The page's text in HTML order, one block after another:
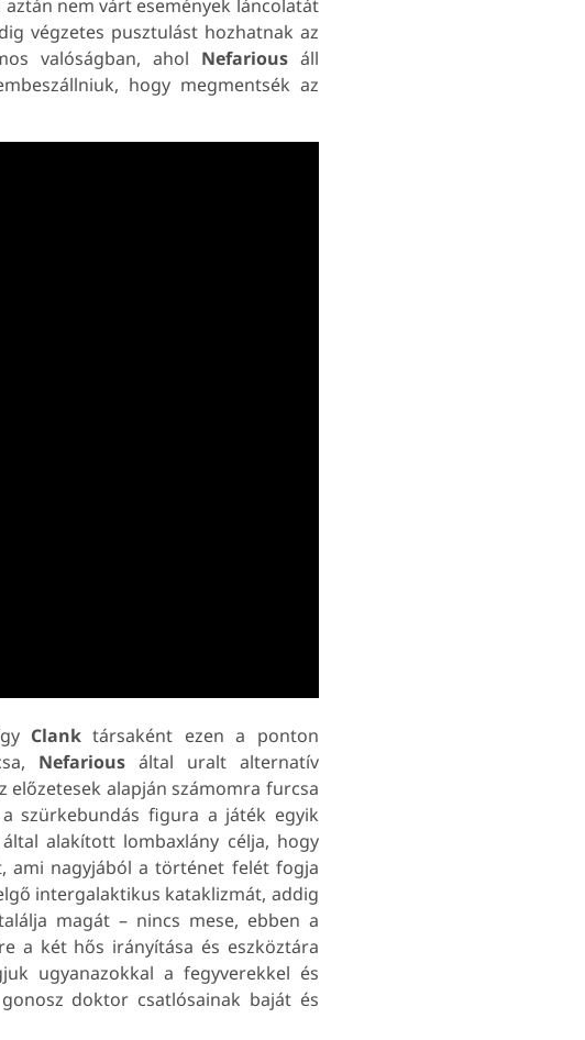
nem várt események láncolatát
végzetes pusztulást hozhatnak az
valóságban, ahol Nefariousáll
hogy megmentsék az
Clank társaként ezen a ponton
Nefariousáltal uralt alternatív
alapján számomra furcsa
szürkebundás figura a játék egyik
alakított lombaxlány célja, hogy
ami nagyjából a történet felét fogja
intergalaktikus kataklizmát, addig
magát – nincs mese, ebben a
a két hős irányítása és eszköztára
ugyanazokkal a fegyverekkel és
doktor csatlósainak baját és